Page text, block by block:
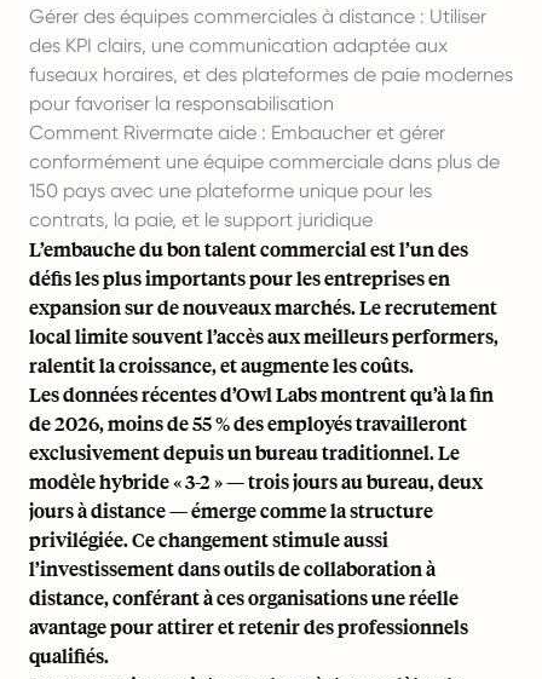
Gérer des équipes commerciales à distance : Utiliser
des KPI clairs, une communication adaptée aux
fuseaux horaires, et des plateformes de paie modernes
pour favoriser la responsabilisation
Comment Rivermate aide : Embaucher et gérer
conformément une équipe commerciale dans plus de
150 pays avec une plateforme unique pour les
contrats, la paie, et le support juridique
L’embauche du bon talent commercial est l’un des
défis les plus importants pour les entreprisesen
expansion sur de nouveaux marchés. Le recrutement
local limite souvent l’accès aux meilleurs performers,
ralentit la croissance, et augmente les coûts.
Les données récentes d’Owl Labs montrent qu’à la fin
de 2026,moins de 55 % des employéstravailleront
exclusivement depuis un bureau traditionnel. Le
modèle hybride « 3-2 » — trois jours au bureau, deux
jours à distance — émerge comme la structure
privilégiée. Ce changement stimule aussi
l’investissement dansoutils de collaboration à
distance, conférant à ces organisations une réelle
avantage pour attirer et retenir des professionnels
qualifiés.